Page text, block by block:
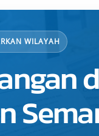
WILAYAH